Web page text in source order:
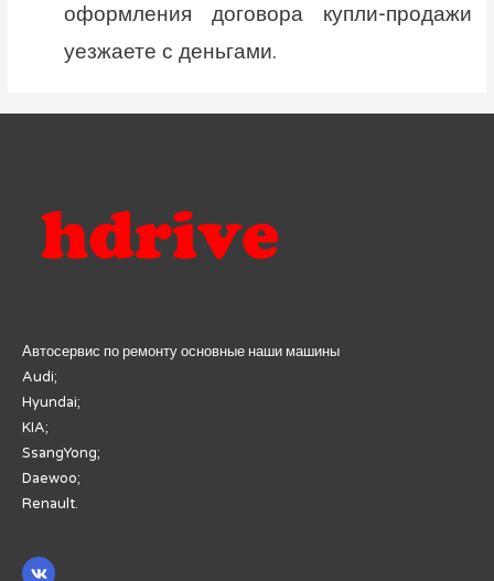
оформления договора купли-продажи
уезжаете с деньгами.
Автосервис по ремонту основные наши машины
Audi;
Hyundai;
KIA;
SsangYong;
Daewoo;
Renault.